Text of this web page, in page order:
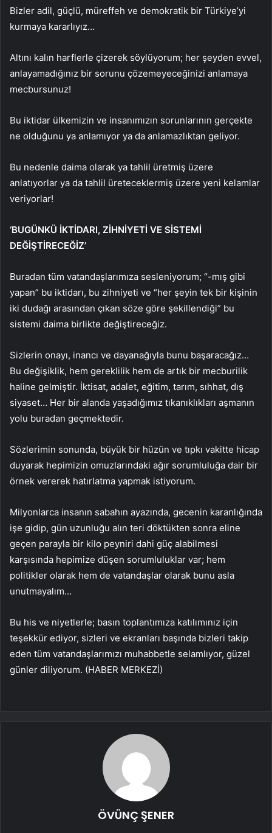
Bizler adil, güçlü, müreffeh ve demokratik bir Türkiye’yi
kurmaya kararlıyız…
Altını kalın harflerle çizerek söylüyorum; her şeyden evvel,
anlayamadığınız bir sorunu çözemeyeceğinizi anlamaya
mecbursunuz!
Bu iktidar ülkemizin ve insanımızın sorunlarının gerçekte
ne olduğunu ya anlamıyor ya da anlamazlıktan geliyor.
Bu nedenle daima olarak ya tahlil üretmiş üzere
anlatıyorlar ya da tahlil üreteceklermiş üzere yeni kelamlar
veriyorlar!
‘BUGÜNKÜ İKTİDARI, ZİHNİYETİ VE SİSTEMİ
DEĞİŞTİRECEĞİZ’
Buradan tüm vatandaşlarımıza sesleniyorum; “-mış gibi
yapan” bu iktidarı, bu zihniyeti ve “her şeyin tek bir kişinin
iki dudağı arasından çıkan söze göre şekillendiği” bu
sistemi daima birlikte değiştireceğiz.
Sizlerin onayı, inancı ve dayanağıyla bunu başaracağız…
Bu değişiklik, hem gereklilik hem de artık bir mecburilik
haline gelmiştir. İktisat, adalet, eğitim, tarım, sıhhat, dış
siyaset… Her bir alanda yaşadığımız tıkanıklıkları aşmanın
yolu buradan geçmektedir.
Sözlerimin sonunda, büyük bir hüzün ve tıpkı vakitte hicap
duyarak hepimizin omuzlarındaki ağır sorumluluğa dair bir
örnek vererek hatırlatma yapmak istiyorum.
Milyonlarca insanın sabahın ayazında, gecenin karanlığında
işe gidip, gün uzunluğu alın teri döktükten sonra eline
geçen parayla bir kilo peyniri dahi güç alabilmesi
karşısında hepimize düşen sorumluluklar var; hem
politikler olarak hem de vatandaşlar olarak bunu asla
unutmayalım…
Bu his ve niyetlerle; basın toplantımıza katılımınız için
teşekkür ediyor, sizleri ve ekranları başında bizleri takip
eden tüm vatandaşlarımızı muhabbetle selamlıyor, güzel
günler diliyorum. (HABER MERKEZİ)
ÖVÜNÇ ŞENER